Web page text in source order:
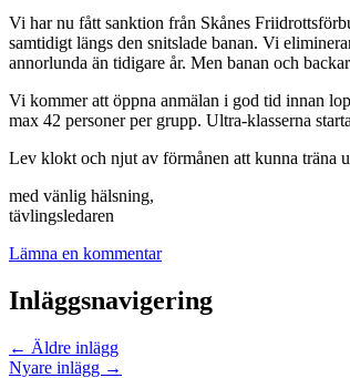
Vi har nu fått sanktion från Skånes
samtidigt längs den snitslade banan. Vi
annorlunda än tidigare år. Men banan och
Vi kommer att öppna anmälan i god tid innan
max 42 personer per grupp. Ultra-klasserna
Lev klokt och njut av förmånen att kunna träna
med vänlig hälsning,
tävlingsledaren
Lämna en kommentar
Inläggsnavigering
← Äldre inlägg
Nyare inlägg →